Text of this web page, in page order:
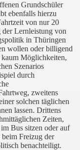
Grundschüler
ebenfalls hierzu
von nur 20
Lernleistung von
in Thüringen
wollen oder billigend
Möglichkeiten,
Szenarios
durch
zweitens
solchen täglichen
lassen. Drittens
Zeiten,
Bus sitzen oder auf
beim Freizug der
benachteiligt.